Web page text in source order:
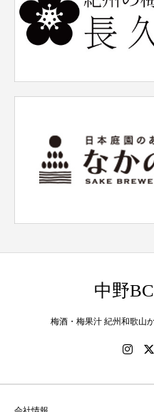
中野
梅酒・梅果汁 紀州和歌山